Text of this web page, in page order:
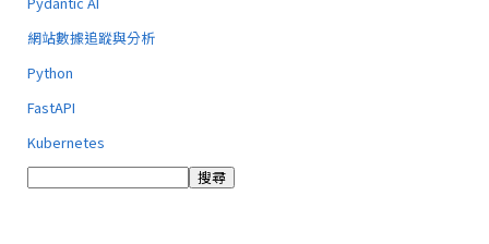
網站數據追蹤與分析
Python
FastAPI
Kubernetes